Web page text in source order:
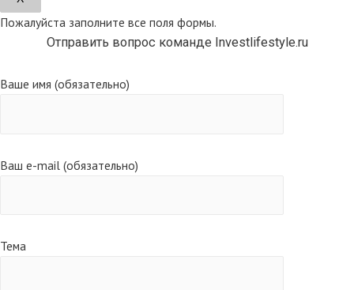
Пожалуйста заполните все поля формы.
Отправить вопрос команде Investlifestyle.ru
Ваше имя (обязательно)
Ваш e-mail (обязательно)
Тема